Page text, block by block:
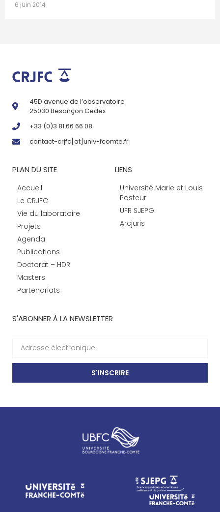
6 juin 2014
45D avenue de l’observatoire
25030 Besançon Cedex
+33 (0)3 81 66 66 08
contact-crjfc[at]univ-fcomte.fr
PLAN DU SITE
Accueil
Le CRJFC
Vie du laboratoire
Projets
Agenda
Publications
Doctorat – HDR
Masters
Partenariats
LIENS
Université Marie et Louis
Pasteur
UFR SJEPG
Arcjuris
S'ABONNER À LA NEWSLETTER
S'INSCRIRE